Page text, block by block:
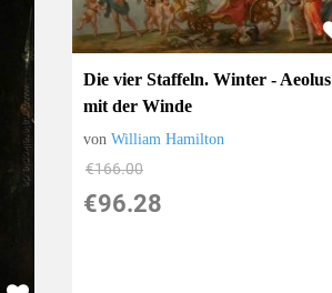
Die vier Staffeln. Winter - Aeolus
mit der Winde
vonWilliam Hamilton
€166.00
€96.28